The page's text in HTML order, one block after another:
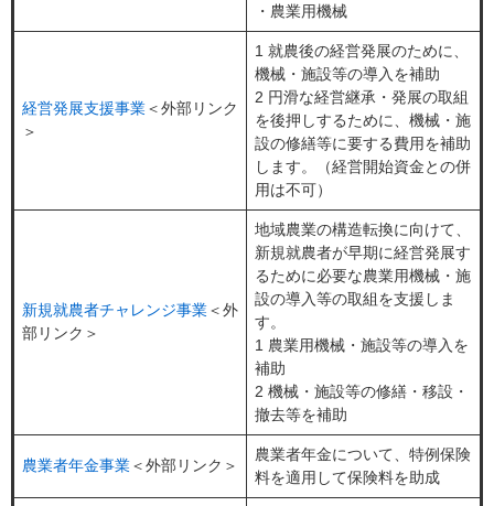
・農業用機械
経営発展支援事業＜外部リンク
＞
1 就農後の経営発展のために、
機械・施設等の導入を補助
2 円滑な経営継承・発展の取組
を後押しするために、機械・施
設の修繕等に要する費用を補助
します。（経営開始資金との併
用は不可）
新規就農者チャレンジ事業＜外
部リンク＞
地域農業の構造転換に向けて、
新規就農者が早期に経営発展す
るために必要な農業用機械・施
設の導入等の取組を支援しま
す。
1 農業用機械・施設等の導入を
補助
2 機械・施設等の修繕・移設・
撤去等を補助
農業者年金事業＜外部リンク＞
農業者年金について、特例保険
料を適用して保険料を助成